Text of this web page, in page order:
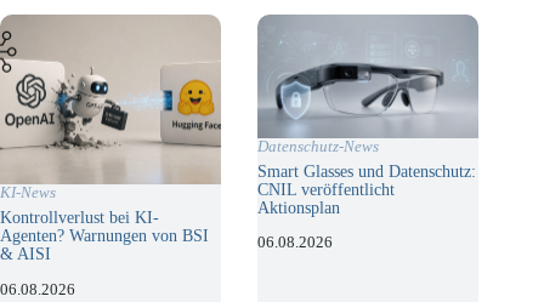
KI-News
Kontrollverlust bei KI-
Agenten? Warnungen von BSI
& AISI
06.08.2026
Datenschutz-News
Smart Glasses und Datenschutz:
CNIL veröffentlicht
Aktionsplan
06.08.2026